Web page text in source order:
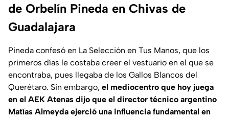
de Orbelín Pineda en Chivas de
Guadalajara
Pineda confesó en La Selección en Tus Manos, que los
primeros días le costaba creer el vestuario en el que se
encontraba, pues llegaba de los Gallos Blancos del
Querétaro. Sin embargo, el mediocentro que hoy juega
en el AEK Atenas dijo que el director técnico argentino
Matías Almeyda ejerció una influencia fundamental en